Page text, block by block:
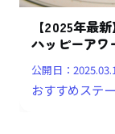
【2025年最
ハッピーアワ
公開日：
おすすめステ